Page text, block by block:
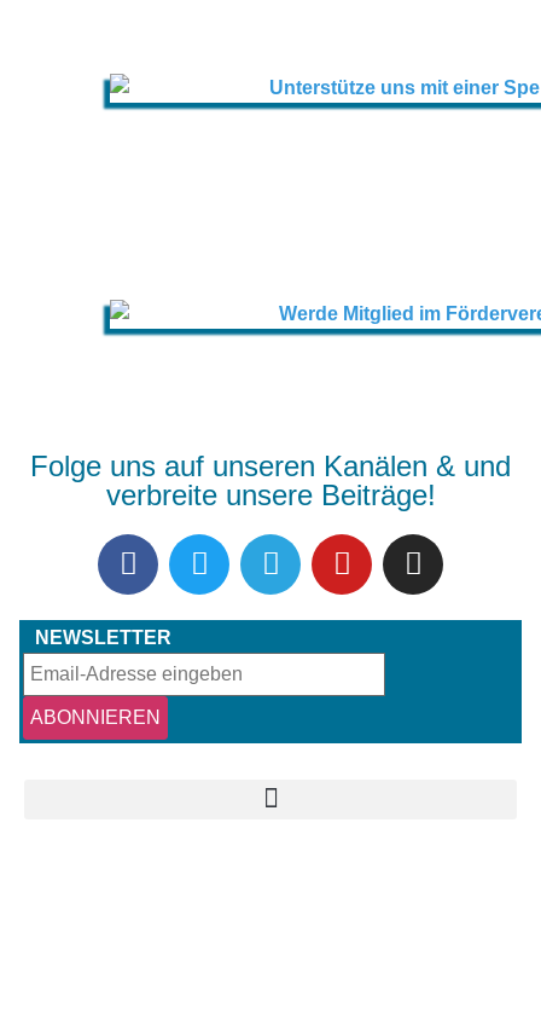
Folge uns auf unseren Kanälen & und
verbreite unsere Beiträge!
NEWSLETTER